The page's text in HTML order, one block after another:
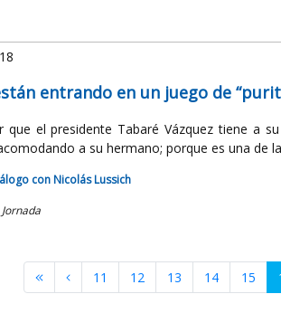
entrando en un juego de
que el presidente Tabaré Vázquez tiene a
a su hermano; porque es una de
con Nicolás Lussich
11 12 13 14 15